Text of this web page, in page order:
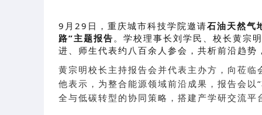
9月29日，重庆城市科技学院邀请石油天然气
路”主题报告。学校理事长刘学民、校长黄宗
进、师生代表约八百余人参会，共析前沿趋势
黄宗明校长主持报告会并代表主办方，向莅
他表示，为整合能源领域前沿成果，报告会以
全与低碳转型的协同策略，搭建产学研交流平